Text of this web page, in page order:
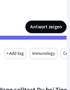
Antwort zeigen
+ Add tag Immunology